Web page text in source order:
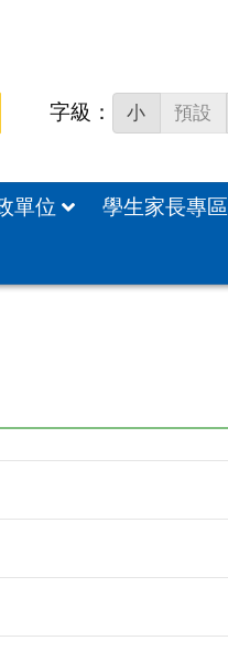
搜
字級： 小 預設
單位 學生家長專區